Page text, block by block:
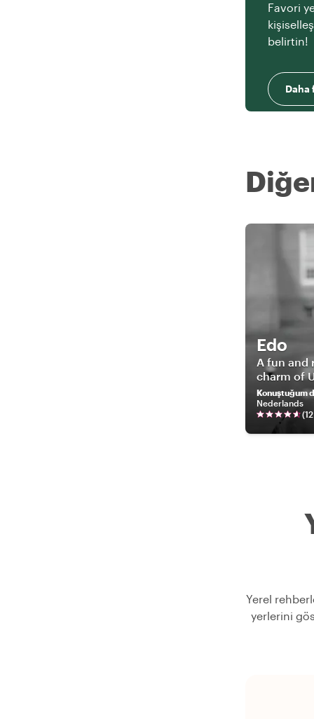
Favori
belirtin!
Daha
Edo
A fun and
charm of
Konuştuğum
Nederlands
(12
Yerel
yerlerini